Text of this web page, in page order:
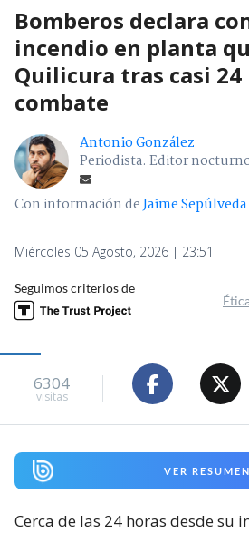
Bomberos declara
incendio en planta
Quilicura tras casi 24
combate
Antonio González
Periodista. Editor
Con información deJaime Sepúlveda
Miércoles 05 Agosto, 2026 | 23:51
Seguimos criterios de
6304
visitas
VER RESUMEN
Cerca de las 24 horas desde su